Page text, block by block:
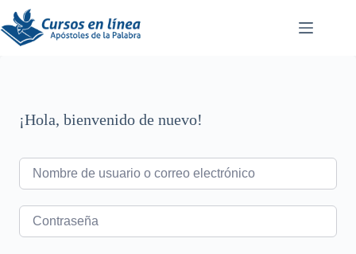
contenido
¡Hola, bienvenido de nuevo!